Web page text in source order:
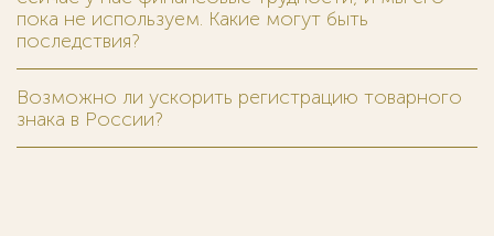
пока не используем. Какие могут быть
последствия?
Возможно ли ускорить регистрацию товарного
знака в России?